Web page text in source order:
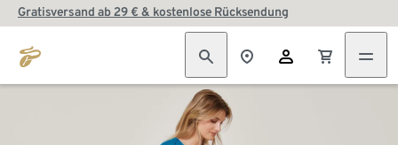
Gratisversand ab 29 € & kostenlose Rücksendung